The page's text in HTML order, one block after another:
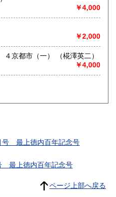
￥4,000
￥2,000
公営交通事業沿革史 戦前篇 ４京都市（一） （椛澤英二）
￥4,000
最上徳内百年記念号
最上徳内百年記念号
ページ上部へ戻る